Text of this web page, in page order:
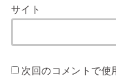
サイト
次回のコメントで使